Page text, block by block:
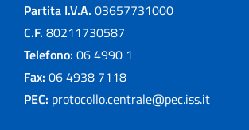
Partita I.V.A. 03657731000
C.F. 80211730587
Telefono: 06 4990 1
Fax: 06 4938 7118
PEC: protocollo.centrale@pec.iss.it